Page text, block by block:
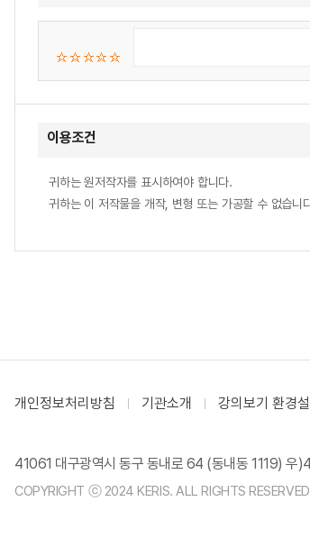
이용조건
귀하는 원저작자를 표시하여야 합니다.
귀하는 이 저작물을 개작, 변형 또는 가공할 수 없습니
개인정보처리방침 기관소개 강의보기 환경
41061 대구광역시 동구 동내로 64 (동내동 1119) 우
COPYRIGHT ⓒ 2024 KERIS. ALL RIGHTS RESERVED